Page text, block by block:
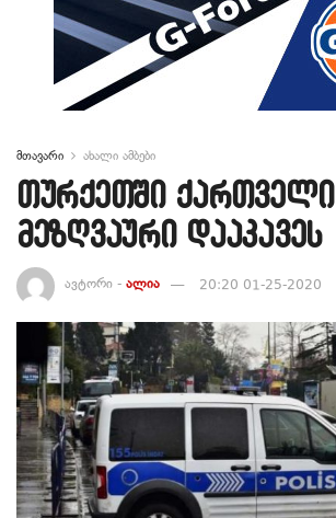
მთავარი ახალი ამბები
თურქეთში ქართველი
მეზღვაური დააკავეს
ავტორი - ალია 20:20 01-25-2020